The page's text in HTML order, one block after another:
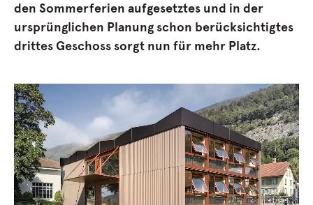
den Sommerferien aufgesetztes und in der
ursprünglichen Planung schon berücksichtigtes
drittes Geschoss sorgt nun für mehr Platz.